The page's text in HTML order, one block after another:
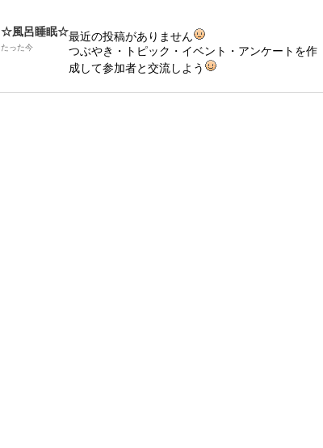
☆風呂睡眠☆
たった今
最近の投稿がありません
つぶやき・トピック・イベント・アンケートを作
成して参加者と交流しよう